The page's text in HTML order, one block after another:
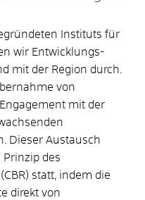
Instituts für
wir Entwicklungs-
mit der Region durch.
von
mit der
Dieser Austausch
des
statt, indem die
direkt von